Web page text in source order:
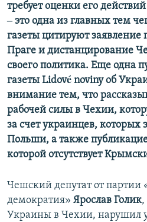
требует оценки его
‒ это одна из главных тем
газеты цитируют заявление
Праге и дистанцирование
своего политика. Еще одна
газеты Lidové noviny об
внимание тем, что
рабочей силы в Чехии,
за счет украинцев, которых
Польши, а также
которой отсутствует
Чешский депутат от партии
демократия» Ярослав Голик,
Украины в Чехии, нарушил